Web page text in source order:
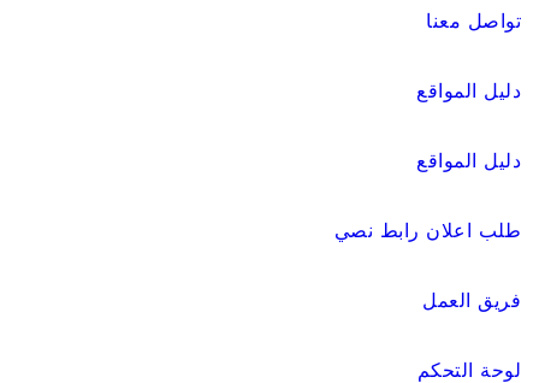
تواصل معنا
دليل المواقع
دليل المواقع
طلب اعلان رابط نصي
فريق العمل
لوحة التحكم